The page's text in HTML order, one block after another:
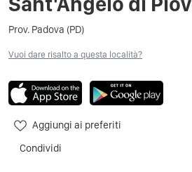
Prov. Padova (PD)
Vuoi dare risalto a questa località?
Aggiungi ai preferiti
Condividi